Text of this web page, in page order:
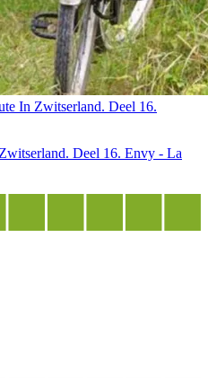
In Zwitserland. Deel 16.
Deel 16. Envy - La